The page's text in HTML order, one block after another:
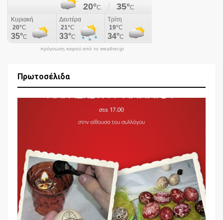
πρόγνωση καιρού από το weather.gr
Πρωτοσέλιδα